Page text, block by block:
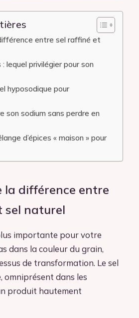
entre sel raffiné et
lequel privilégier pour son
hyposodique pour
son sodium sans perdre en
d’épices « maison » pour
la différence entre
sel naturel
importante pour votre
dans la couleur du grain,
de transformation. Le sel
omniprésent dans les
produit hautement